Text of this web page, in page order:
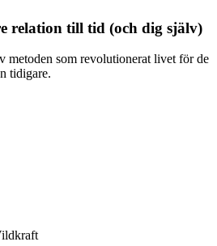
relation till tid (och dig själv)
metoden som revolutionerat livet för de
tidigare.